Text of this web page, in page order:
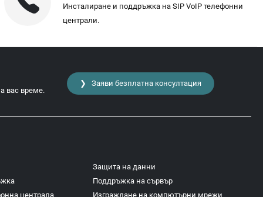
Инсталиране и поддръжка на SIP VoIP телефонни
централи.
вас време.
❯ Заяви безплатна консултация
централа
Защита на данни
Поддръжка на сървър
Изграждане на компютърни мрежи